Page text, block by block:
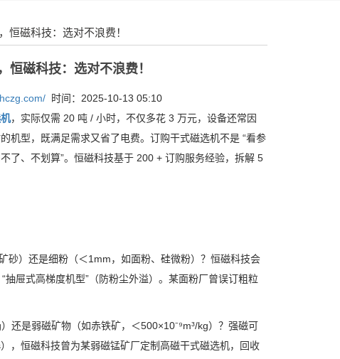
磁科技：选对不浪费！
恒磁科技：选对不浪费！
时间：2025-10-13 05:10
，实际仅需 20 吨/ 小时，不仅多花3 万元，设备还常因
机型，既满足需求又省了电费。订购干式磁选机不是“看参
了、不划算”。恒磁科技基于200 + 订购服务经验，拆解5
砂）还是细粉（＜1mm，如面粉、硅微粉）？恒磁科技会
抽屉式高梯度机型”（防粉尘外溢）。某面粉厂曾误订粗粒
）还是弱磁矿物（如赤铁矿，＜500×10⁻⁹m³/kg）？强磁可
），恒磁科技曾为某弱磁锰矿厂定制高磁干式磁选机，回收